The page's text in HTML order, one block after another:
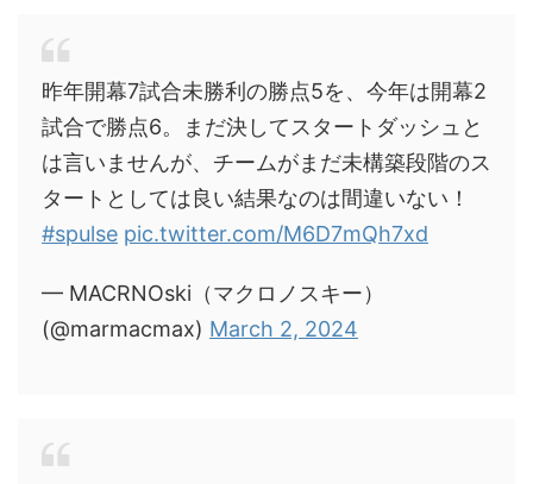
昨年開幕7試合未勝利の勝点5を、今年は開幕2
試合で勝点6。まだ決してスタートダッシュと
は言いませんが、チームがまだ未構築段階のス
タートとしては良い結果なのは間違いない！
#spulse pic.twitter.com/M6D7mQh7xd
— MACRNOski（マクロノスキー）
(@marmacmax) March 2, 2024